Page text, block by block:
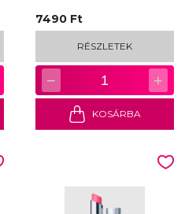
7490 Ft
RÉSZLETEK
− 1 +
KOSÁRBA